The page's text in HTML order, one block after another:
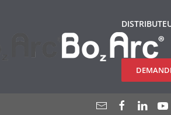
Accéder au contenu principal